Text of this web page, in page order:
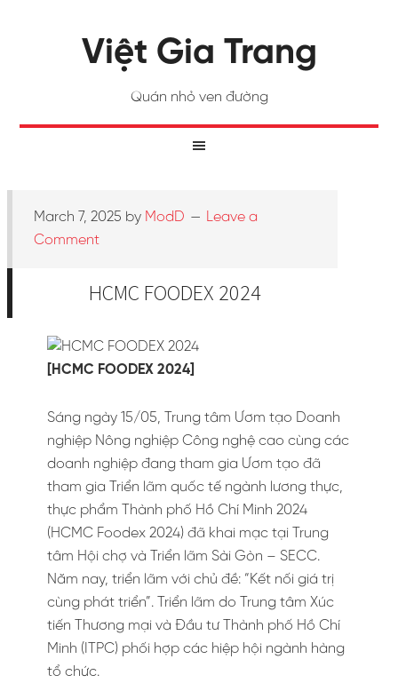
Việt Gia Trang
Quán nhỏ ven đường
March 7, 2025 by ModD
Leave a
Comment
HCMC FOODEX 2024
[HCMC FOODEX 2024]
Sáng ngày 15/05, Trung tâm Ươm tạo Doanh
nghiệp Nông nghiệp Công nghệ cao cùng các
doanh nghiệp đang tham gia Ươm tạo đã
tham gia Triển lãm quốc tế ngành lương thực,
thực phẩm Thành phố Hồ Chí Minh 2024
(HCMC Foodex 2024) đã khai mạc tại Trung
tâm Hội chợ và Triển lãm Sài Gòn – SECC.
Năm nay, triển lãm với chủ đề: “Kết nối giá trị
cùng phát triển”. Triển lãm do Trung tâm Xúc
tiến Thương mại và Đầu tư Thành phố Hồ Chí
Minh (ITPC) phối hợp các hiệp hội ngành hàng
tổ chức.